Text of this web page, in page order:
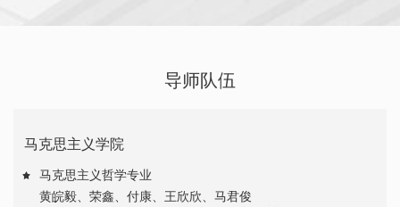
导师队伍
马克思主义学院
马克思主义哲学专业
黄皖毅、荣鑫、付康、 王欣欣、马君俊